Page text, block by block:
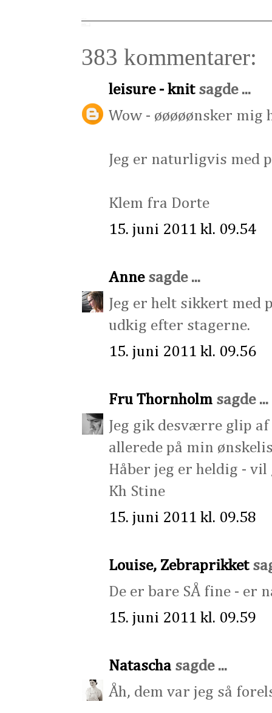
383 kommentarer:
leisure - knitsagde ...
Wow - øøøøønsker mig
Jeg er naturligvis med
Klem fra Dorte
15. juni 2011 kl. 09.54
Annesagde ...
Jeg er helt sikkert med
udkig efter stagerne.
15. juni 2011 kl. 09.56
Fru Thornholm sagde ...
Jeg gik desværre glip
allerede på min
Håber jeg er heldig -
Kh Stine
15. juni 2011 kl. 09.58
Louise, Zebraprikket
De er bare SÅ fine - er
15. juni 2011 kl. 09.59
Natascha sagde ...
Åh, dem var jeg så